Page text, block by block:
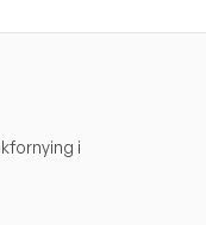
i